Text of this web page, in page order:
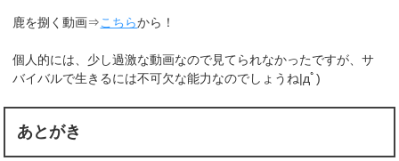
鹿を捌く動画⇒こちらから！
個人的には、少し過激な動画なので見てられなかったですが、サ
バイバルで生きるには不可欠な能力なのでしょうね|дﾟ)
あとがき